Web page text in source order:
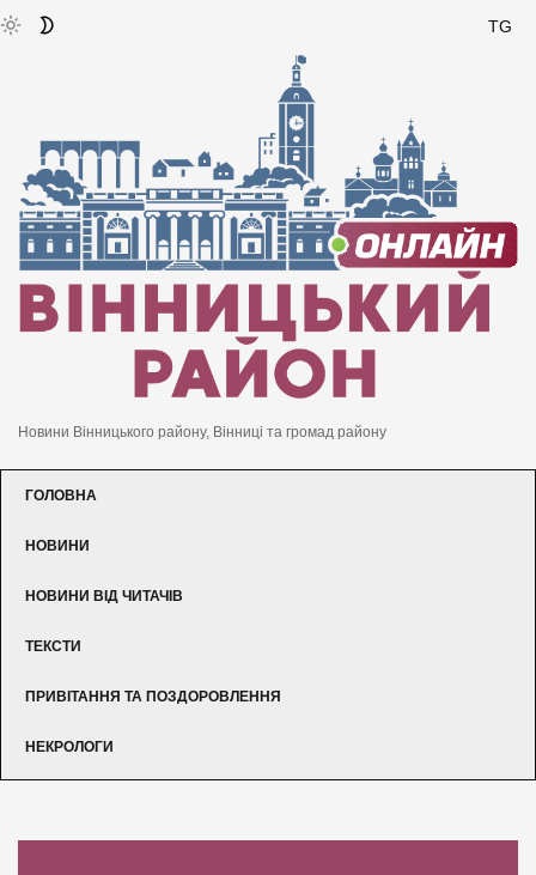
TG
Новини Вінницького району, Вінниці та громад району
ГОЛОВНА
НОВИНИ
НОВИНИ ВІД ЧИТАЧІВ
ТЕКСТИ
ПРИВІТАННЯ ТА ПОЗДОРОВЛЕННЯ
НЕКРОЛОГИ